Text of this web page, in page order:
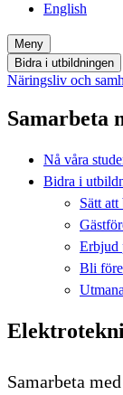
English
Meny
Bidra i utbildningen
Näringsliv och
Samarbeta
Nå våra
Bidra i
Sätt
Erbjud
Bli
Samarbeta